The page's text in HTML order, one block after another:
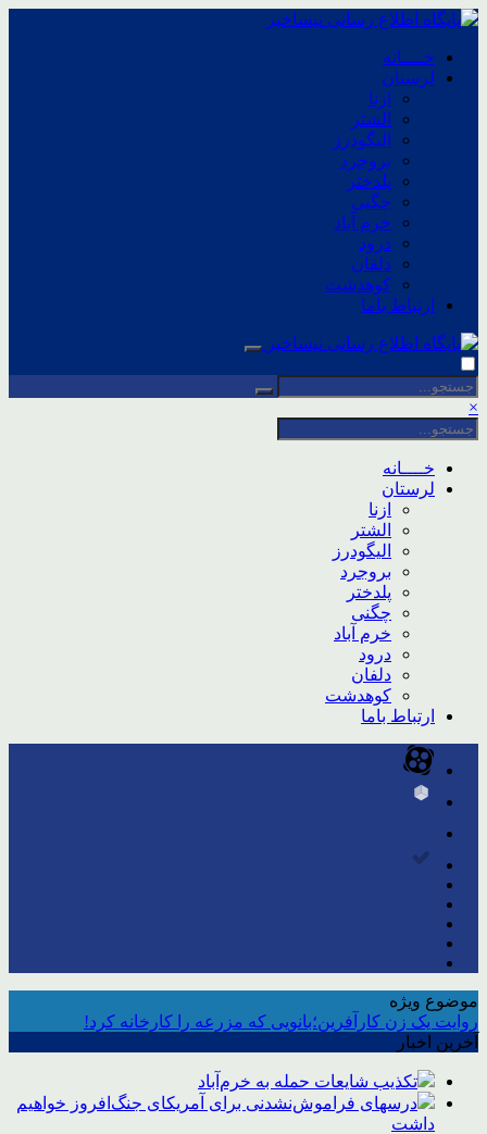
خــــانه
لرستان
ازنا
الشتر
الیگودرز
بروجرد
پلدختر
چگنی
خرم آباد
درود
دلفان
کوهدشت
ارتباط باما
×
خــــانه
لرستان
ازنا
الشتر
الیگودرز
بروجرد
پلدختر
چگنی
خرم آباد
درود
دلفان
کوهدشت
ارتباط باما
موضوع ویژه
روایت یک زن کارآفرین؛بانویی که مزرعه را کارخانه کرد!
آخرین اخبار
تکذیب شایعات حمله به خرم‌آباد
درسهای فراموش‌نشدنی برای آمریکای جنگ‌افروز خواهیم
داشت